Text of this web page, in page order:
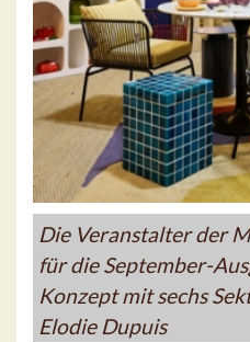
Die Veranstalter der
für die September-
Konzept mit sechs
Elodie Dupuis